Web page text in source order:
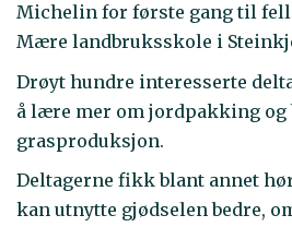
Michelin for første gang til
Mære landbruksskole i
Drøyt hundre interesserte
å lære mer om jordpakking
grasproduksjon.
Deltagerne fikk blant annet
kan utnytte gjødselen bedre,